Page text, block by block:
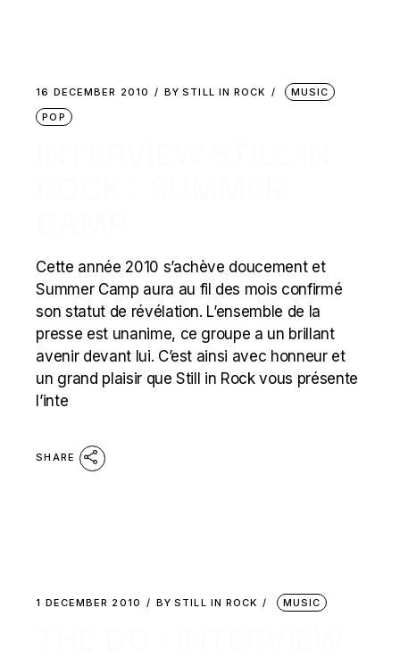
16 DECEMBER 2010 BY STILL IN ROCK
MUSIC
POP
Cette année 2010 s’achève doucement et
Summer Camp aura au fil des mois confirmé
son statut de révélation. L’ensemble de la
presse est unanime, ce groupe a un brillant
avenir devant lui. C’est ainsi avec honneur et
un grand plaisir que Still in Rock vous présente
l’inte
SHARE
1 DECEMBER 2010 BY STILL IN ROCK MUSIC